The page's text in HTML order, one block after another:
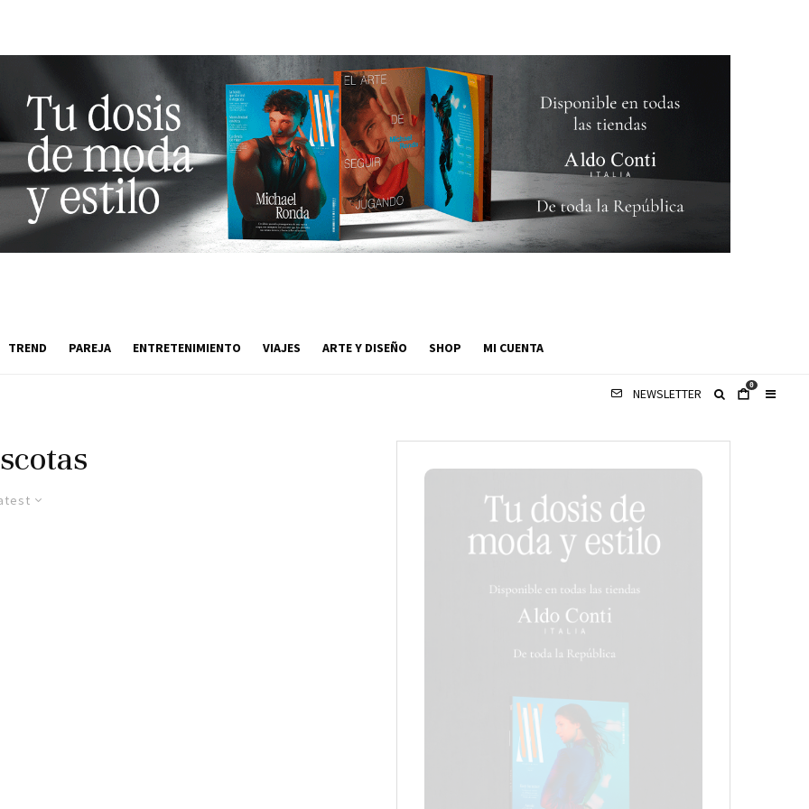
TREND PAREJA ENTRETENIMIENTO VIAJES ARTE Y DISEÑO SHOP MI CUENTA
NEWSLETTER
0